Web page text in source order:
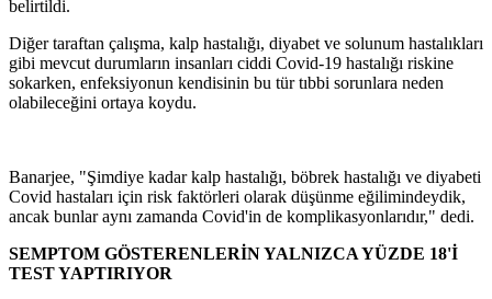
belirtildi.
Diğer taraftan çalışma, kalp hastalığı, diyabet ve solunum hastalıkları
gibi mevcut durumların insanları ciddi Covid-19 hastalığı riskine
sokarken, enfeksiyonun kendisinin bu tür tıbbi sorunlara neden
olabileceğini ortaya koydu.
Banarjee, "Şimdiye kadar kalp hastalığı, böbrek hastalığı ve diyabeti
Covid hastaları için risk faktörleri olarak düşünme eğilimindeydik,
ancak bunlar aynı zamanda Covid'in de komplikasyonlarıdır," dedi.
SEMPTOM GÖSTERENLERİN YALNIZCA YÜZDE 18'İ
TEST YAPTIRIYOR